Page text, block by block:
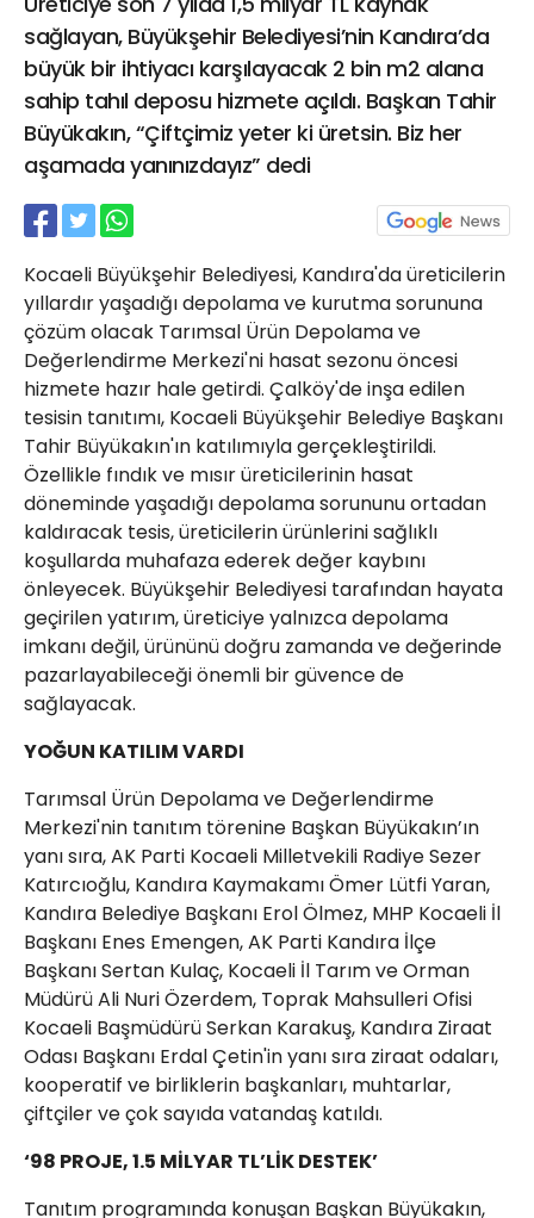
sağlayan, Büyükşehir Belediyesi’nin Kandıra’da
büyük bir ihtiyacı karşılayacak 2 bin m2 alana
sahip tahıl deposu hizmete açıldı. Başkan Tahir
Büyükakın, “Çiftçimiz yeter ki üretsin. Biz her
aşamada yanınızdayız” dedi
Kocaeli Büyükşehir Belediyesi, Kandıra'da üreticilerin
yıllardır yaşadığı depolama ve kurutma sorununa
çözüm olacak Tarımsal Ürün Depolama ve
Değerlendirme Merkezi'ni hasat sezonu öncesi
hizmete hazır hale getirdi. Çalköy'de inşa edilen
tesisin tanıtımı, Kocaeli Büyükşehir Belediye Başkanı
Tahir Büyükakın'ın katılımıyla gerçekleştirildi.
Özellikle fındık ve mısır üreticilerinin hasat
döneminde yaşadığı depolama sorununu ortadan
kaldıracak tesis, üreticilerin ürünlerini sağlıklı
koşullarda muhafaza ederek değer kaybını
önleyecek. Büyükşehir Belediyesi tarafından hayata
geçirilen yatırım, üreticiye yalnızca depolama
imkanı değil, ürününü doğru zamanda ve değerinde
pazarlayabileceği önemli bir güvence de
sağlayacak.
YOĞUN KATILIM VARDI
Tarımsal Ürün Depolama ve Değerlendirme
Merkezi'nin tanıtım törenine Başkan Büyükakın’ın
yanı sıra, AK Parti Kocaeli Milletvekili Radiye Sezer
Katırcıoğlu, Kandıra Kaymakamı Ömer Lütfi Yaran,
Kandıra Belediye Başkanı Erol Ölmez, MHP Kocaeli İl
Başkanı Enes Emengen, AK Parti Kandıra İlçe
Başkanı Sertan Kulaç, Kocaeli İl Tarım ve Orman
Müdürü Ali Nuri Özerdem, Toprak Mahsulleri Ofisi
Kocaeli Başmüdürü Serkan Karakuş, Kandıra Ziraat
Odası Başkanı Erdal Çetin'in yanı sıra ziraat odaları,
kooperatif ve birliklerin başkanları, muhtarlar,
çiftçiler ve çok sayıda vatandaş katıldı.
‘98 PROJE, 1.5 MİLYAR TL’LİK DESTEK’
Tanıtım programında konuşan Başkan Büyükakın,
21 Gölcük
02624132333
haber@golcukpostasi.com